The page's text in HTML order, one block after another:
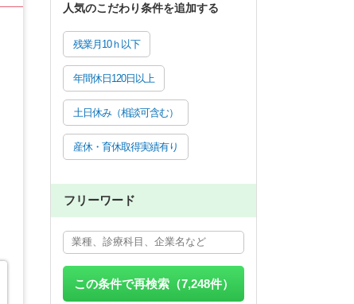
人気のこだわり条件を追加する
残業月10ｈ以下
年間休日120日以上
土日休み（相談可含む）
産休・育休取得実績有り
フリーワード
この条件で再検索（7,248件）